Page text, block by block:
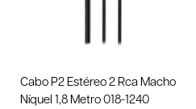
Cabo P2 Estéreo 2 Rca Macho
Níquel 1,8 Metro 018-1240